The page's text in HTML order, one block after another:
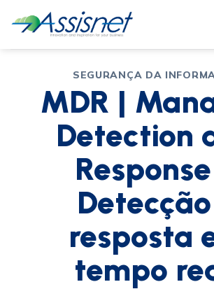
SEGURANÇA DA
MDR |
Detection
resposta
tempo